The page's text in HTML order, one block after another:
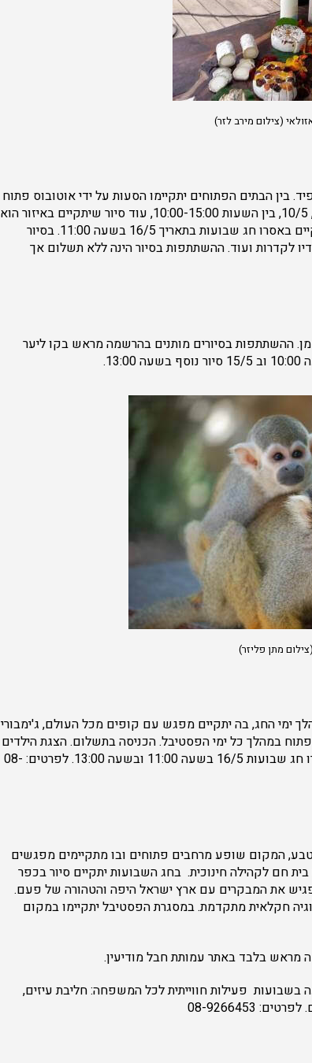
(צילום מירב לזר)
בין הבתים הפתוחים יתקיימו הסעות על ידי אוטובוס פתוח
בנסיעה חוויתית וללא תשלום. האירועים יתקיימו ביום שישי, 10/5, בין השעות 10:00-15:00, עוד סיור שיתקיים באיזור הוא
במושב 'טירת יהודה'. סיור טעימות מתנובת הישוב. הסיור יתקיים באסרו חג שבועות בתאריך 16/5 בשעה 11:00. בסיור
לקדרות ועוד. ההשתתפות בסיור הינה ללא תשלום אך
ההשתתפות בסיורים מותנים בהרשמה מראש בקו ליער
מתן פליזר)
ימי החג, בה יתקיים מפגש עם קופים מכל העולם, ג'ימבורי
במהלך כל ימי הפסטיבל. הכניסה בתשלום. הצגת הילדים
"סלסילת הביכורים" תתקיים בפארק ללא תשלום נוסף באסרו חג שבועות 16/5 בשעה 11:00 ובשעה 13:00. לפרטים: 08-
טבע, המקום שופע מרחבים פתוחים ובו מתקיימים מפגשים
חם לקהילה חינוכית. בחג השבועות יתקיים סיור בכפר
את המבקרים עם ארץ ישראל היפה והטהורה של פעם.
חקלאית מתקדמת. במסגרת הפסטיבל יתקיימו במקום
בשבועות פעילות חווייתית לכל המשפחה: חליבת עיזים,
9266453